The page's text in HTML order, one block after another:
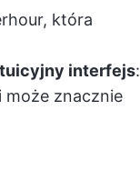
która
interfejs:
znacznie